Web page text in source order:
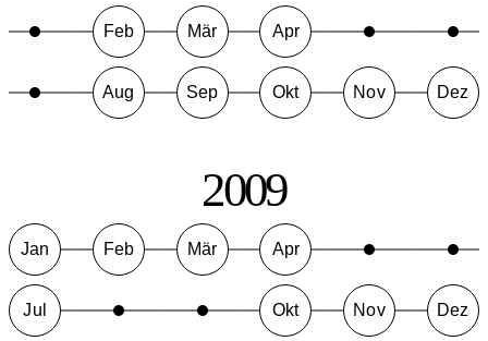
Feb Mär Apr
Aug Sep Okt Nov Dez
2009
Jan Feb Mär Apr
Jul Okt Nov Dez